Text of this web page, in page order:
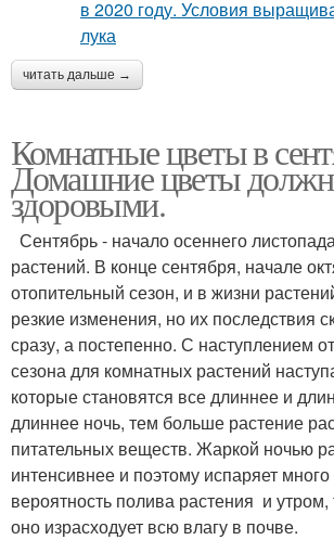
читать дальше →
Комнатные цветы в
Домашние цветы
здоровыми.
Сентябрь - начало осеннего
растений. В конце сентября, начале
отопительный сезон, и в жизни
резкие изменения, но их последствия
сразу, а постепенно. С наступлением
сезона для комнатных растений
которые становятся все длиннее и
длиннее ночь, тем больше растение
питательных веществ. Жаркой ночью
интенсивнее и поэтому испаряет
вероятность полива растения и утром,
оно израсходует всю влагу в почве.